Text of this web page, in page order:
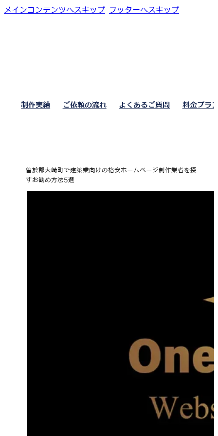
メインコンテンツへスキップ フッターへスキップ
制作実績 ご依頼の流れ よくあるご質問 料金プラ
曽於郡大崎町で建築業向けの格安ホームページ制作業者を探
すお勧め方法5選